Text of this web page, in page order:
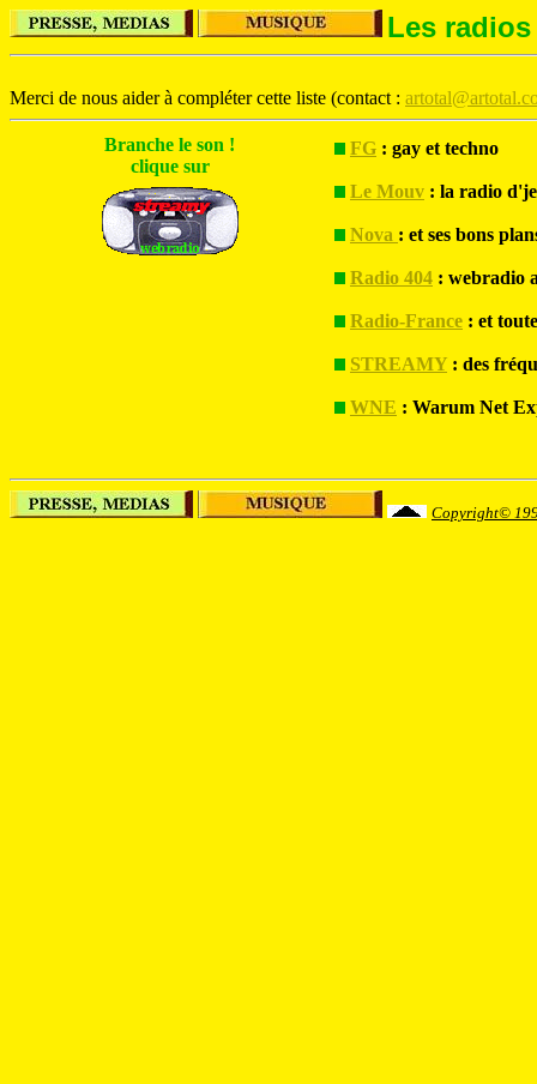
Les
Merci de nous aider à compléter cette liste (contact :
Branche le son !
clique sur
FG : gay et techno
Le Mouv : la radio
Nova : et ses bons
Radio 404 : webradio
Radio-France : et
STREAMY : des
WNE : Warum Net
Copyright©